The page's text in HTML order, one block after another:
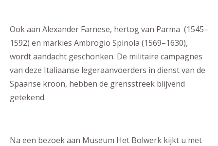
Ook aan Alexander Farnese, hertog van Parma (1545–
1592) en markies Ambrogio Spinola (1569–1630),
wordt aandacht geschonken. De militaire campagnes
van deze Italiaanse legeraanvoerders in dienst van de
Spaanse kroon, hebben de grensstreek blijvend
getekend.
Na een bezoek aan Museum Het Bolwerk kijkt u met